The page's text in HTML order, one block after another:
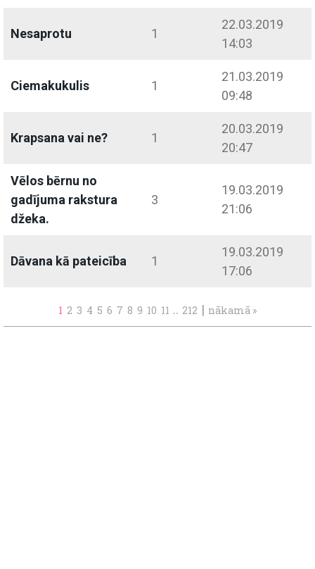
Nesaprotu 1
22.03.2019
14:03
Ciemakukulis 1
21.03.2019
09:48
Krapsana vai ne? 1
20.03.2019
20:47
Vēlos bērnu no
gadījuma rakstura
džeka.
3
19.03.2019
21:06
Dāvana kā pateicība 1
19.03.2019
17:06
1 2 3 4 5 6 7 8 9 10 11 .. 212 | nākamā »